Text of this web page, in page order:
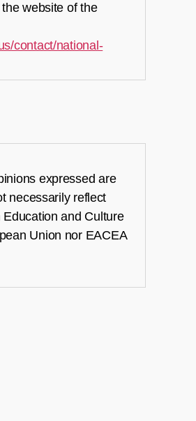
website of the
contact/national-
expressed are
necessarily reflect
and Culture
Union nor EACEA